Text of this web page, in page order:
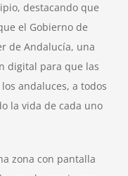
destacando que
el Gobierno de
de Andalucía, una
digital para que las
andaluces, a todos
la vida de cada uno
zona con pantalla